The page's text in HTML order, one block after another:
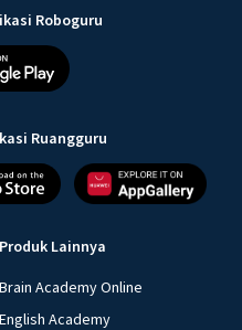
Roboguru
Ruangguru
Produk Lainnya
Brain Academy Online
English Academy